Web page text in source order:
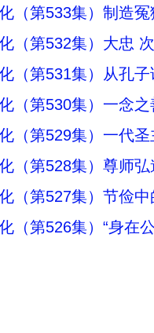
（第533集）制造冤
（第532集）大忠
（第531集）从孔
（第530集）一念
（第529集）一代
（第528集）尊师
（第527集）节俭
（第526集）“身在